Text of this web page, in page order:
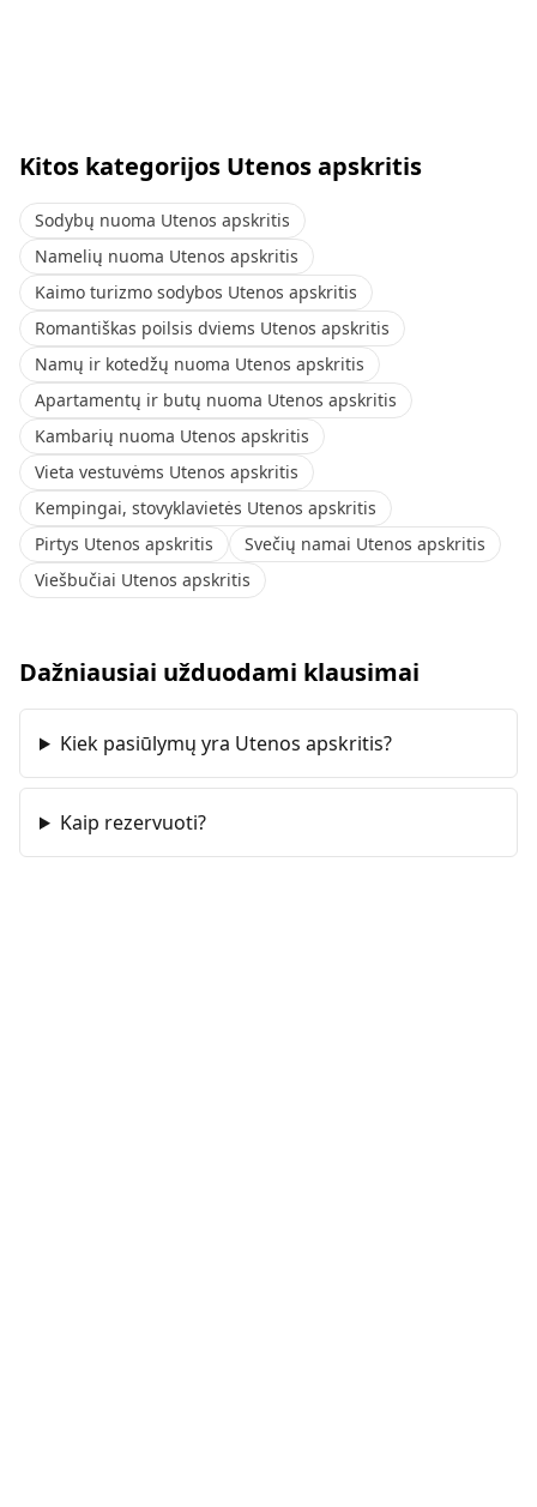
Kitos kategorijos Utenos apskritis
Sodybų nuoma Utenos apskritis
Namelių nuoma Utenos apskritis
Kaimo turizmo sodybos Utenos apskritis
Romantiškas poilsis dviems Utenos apskritis
Namų ir kotedžų nuoma Utenos apskritis
Apartamentų ir butų nuoma Utenos apskritis
Kambarių nuoma Utenos apskritis
Vieta vestuvėms Utenos apskritis
Kempingai, stovyklavietės Utenos apskritis
Pirtys Utenos apskritis
Svečių namai Utenos apskritis
Viešbučiai Utenos apskritis
Dažniausiai užduodami klausimai
Kiek pasiūlymų yra Utenos apskritis?
Kaip rezervuoti?